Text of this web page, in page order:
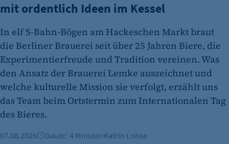
mit ordentlich Ideen im Kessel
In elf S-Bahn-Bögen am Hackeschen Markt braut
die Berliner Brauerei seit über 25 Jahren Biere, die
Experimentierfreude und Tradition vereinen. Was
den Ansatz der Brauerei Lemke auszeichnet und
welche kulturelle Mission sie verfolgt, erzählt uns
das Team beim Ortstermin zum Internationalen Tag
des Bieres.
07.08.2026 Dauer: 4 MinutenKatrin Lohse